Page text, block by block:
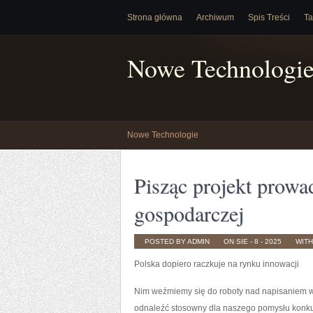
Strona główna Archiwum Spis Treści
Nowe
Nowe Technologie
Pisząc projekt
gospodarczej
POSTED BY ADMIN ON SIE - 8 - 2025 WITH
Polska dopiero raczkuje na rynku innowacji
Nim weźmiemy się do roboty nad
odnaleźć stosowny dla naszego pomysłu